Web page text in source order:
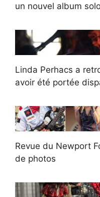
un nouvel album
Linda Perhacs a
avoir été portée
Revue du Newport
de photos